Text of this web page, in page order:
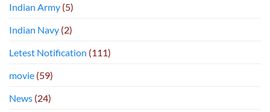
Indian Army (5)
Indian Navy (2)
Letest Notification (111)
movie (59)
News (24)